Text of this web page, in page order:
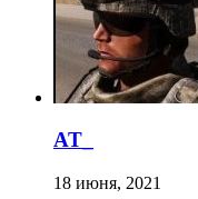
AT_
18 июня, 2021